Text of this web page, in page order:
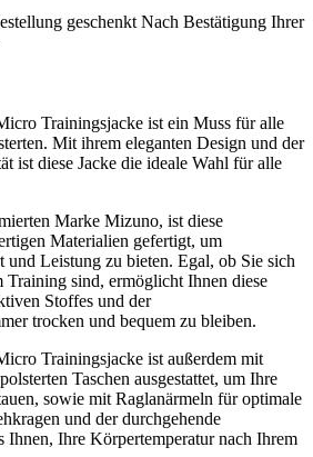
geschenkt Nach Bestätigung Ihrer
Trainingsjacke ist ein Muss für alle
Mit ihrem eleganten Design und der
ist diese Jacke die ideale Wahl für alle
Marke Mizuno, ist diese
Materialien gefertigt, um
Leistung zu bieten. Egal, ob Sie sich
Training sind, ermöglicht Ihnen diese
Stoffes und der
trocken und bequem zu bleiben.
Trainingsjacke ist außerdem mit
Taschen ausgestattet, um Ihre
sowie mit Raglanärmeln für optimale
und der durchgehende
Ihnen, Ihre Körpertemperatur nach Ihrem